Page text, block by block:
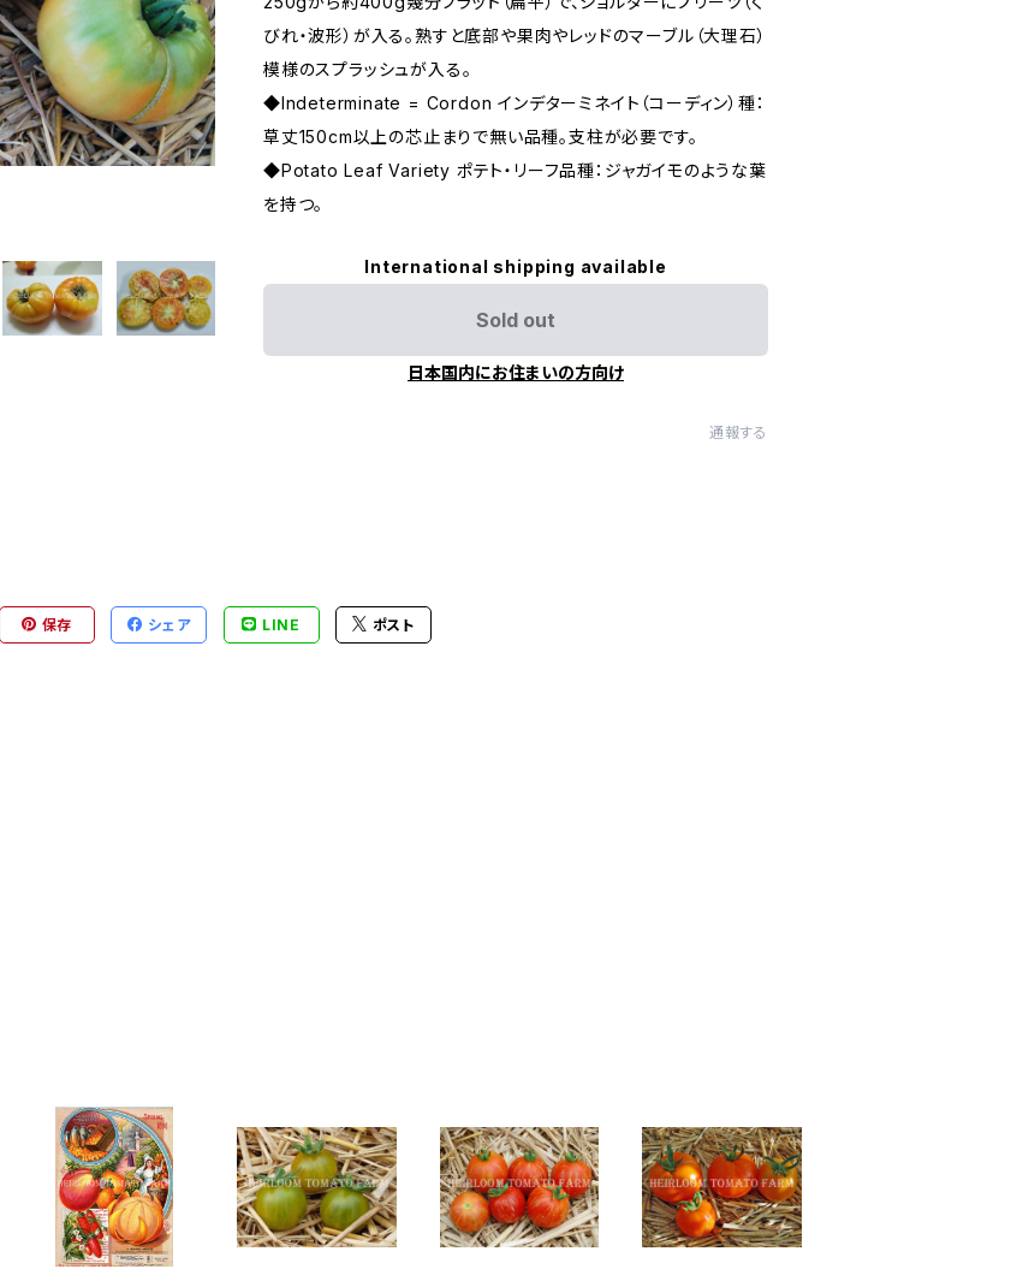
びれ・波形）が入る。熟すと底部や果肉やレッドのマーブル（大理石）
模様のスプラッシュが入る。
◆Indeterminate = Cordon インデターミネイト（コーディン）種：
草丈150cm以上の芯止まりで無い品種。支柱が必要です。
◆Potato Leaf Variety ポテト・リーフ品種：ジャガイモのような葉
を持つ。
International shipping available
Sold out
日本国内にお住まいの方向け
通報する
保存 シェア LINE ポスト